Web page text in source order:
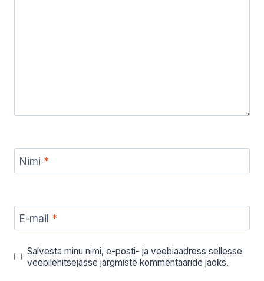
Nimi *
E-mail *
Salvesta minu nimi, e-posti- ja veebiaadress sellesse
veebilehitsejasse järgmiste kommentaaride jaoks.